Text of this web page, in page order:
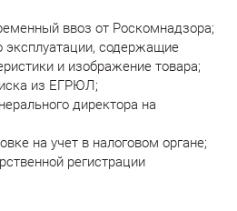
ввоз от Роскомнадзора;
эксплуатации, содержащие
и изображение товара;
из ЕГРЮЛ;
директора на
на учет в налоговом органе;
регистрации